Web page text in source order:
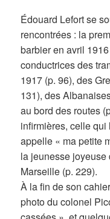
Édouard Lefort se
rencontrées : la
barbier en avril
conductrices des
1917 (p. 96), des
131), des
au bord des routes
infirmières, celle qui
appelle « ma petite
la jeunesse
Marseille (p. 229).
À la fin de son
photo du colonel